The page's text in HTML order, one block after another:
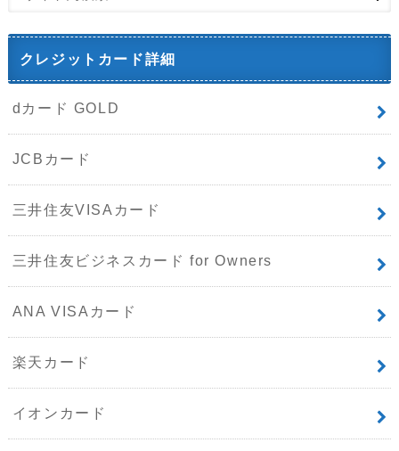
クレジットカード詳細
dカード GOLD
JCBカード
三井住友VISAカード
三井住友ビジネスカード for Owners
ANA VISAカード
楽天カード
イオンカード